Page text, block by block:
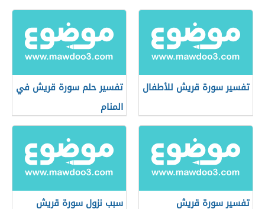
تفسير سورة قريش للأطفال
تفسير حلم سورة قريش في
المنام
تفسير سورة قريش سبب نزول سورة قريش